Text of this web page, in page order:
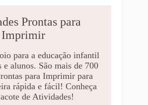
Prontas para
Imprimir
para a educação infantil
e alunos. São mais de 700
para Imprimir para
rápida e fácil! Conheça
de Atividades!